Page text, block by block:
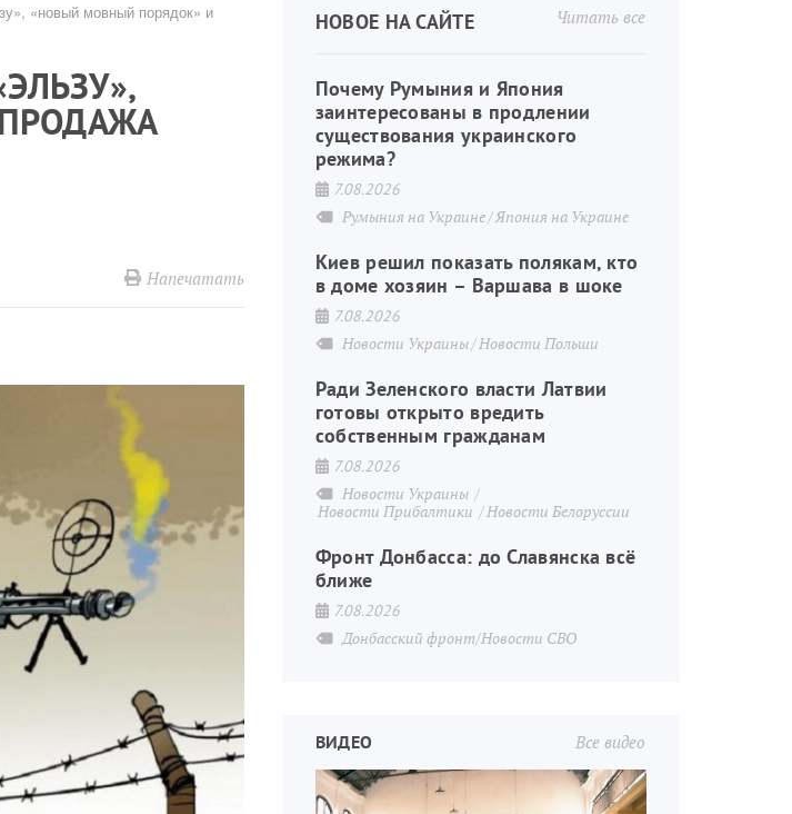
«новый мовный порядок» и
Напечатать
Читать все
НОВОЕ НА САЙТЕ
Почему Румыния и Япония
заинтересованы в продлении
существования украинского
режима?
7.08.2026
Румыния на Украине Япония на Украине
Киев решил показать полякам, кто
в доме хозяин – Варшава в шоке
7.08.2026
Новости Украины Новости Польши
Ради Зеленского власти Латвии
готовы открыто вредить
собственным гражданам
7.08.2026
Новости Украины
Новости Прибалтики
Новости Белоруссии
Фронт Донбасса: до Славянска всё
ближе
7.08.2026
Донбасский фронт/Новости СВО
Все видео
ВИДЕО